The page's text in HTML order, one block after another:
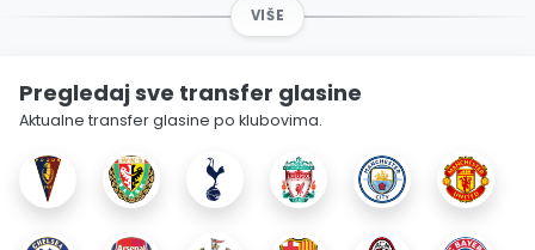
VIŠE
Pregledaj sve transfer glasine
Aktualne transfer glasine po klubovima.